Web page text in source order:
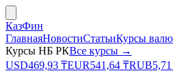
КазФин
ГлавнаяНовостиСтатьиКурсы
Курсы НБ РКВсе курсы →
USD469,93 ₸EUR541,64 ₸RUB5,71